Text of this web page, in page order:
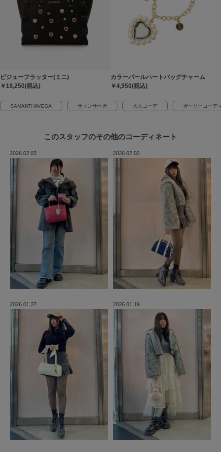
ビジューフラッター(ミニ)
￥19,250(税込)
カラーパールハートバッグチャーム
￥4,950(税込)
SAMANTHAVEGA サマンサベガ 大人コーデ ガーリーコーデ
このスタッフのその他のコーディネート
2026.02.03 2026.02.02
2026.01.27 2026.01.19